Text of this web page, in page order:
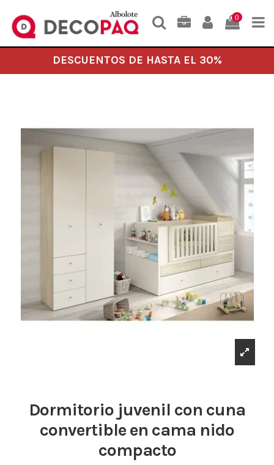
0
DESCUENTOS DE HASTA EL 30%
Dormitorio juvenil con cuna
convertible en cama nido
compacto